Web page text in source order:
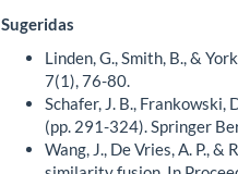
Sugeridas
Linden, G., Smith, B., &
7(1), 76-80.
Schafer, J. B.,
(pp. 291-324). Springer
Wang, J., De Vries, A. P.,